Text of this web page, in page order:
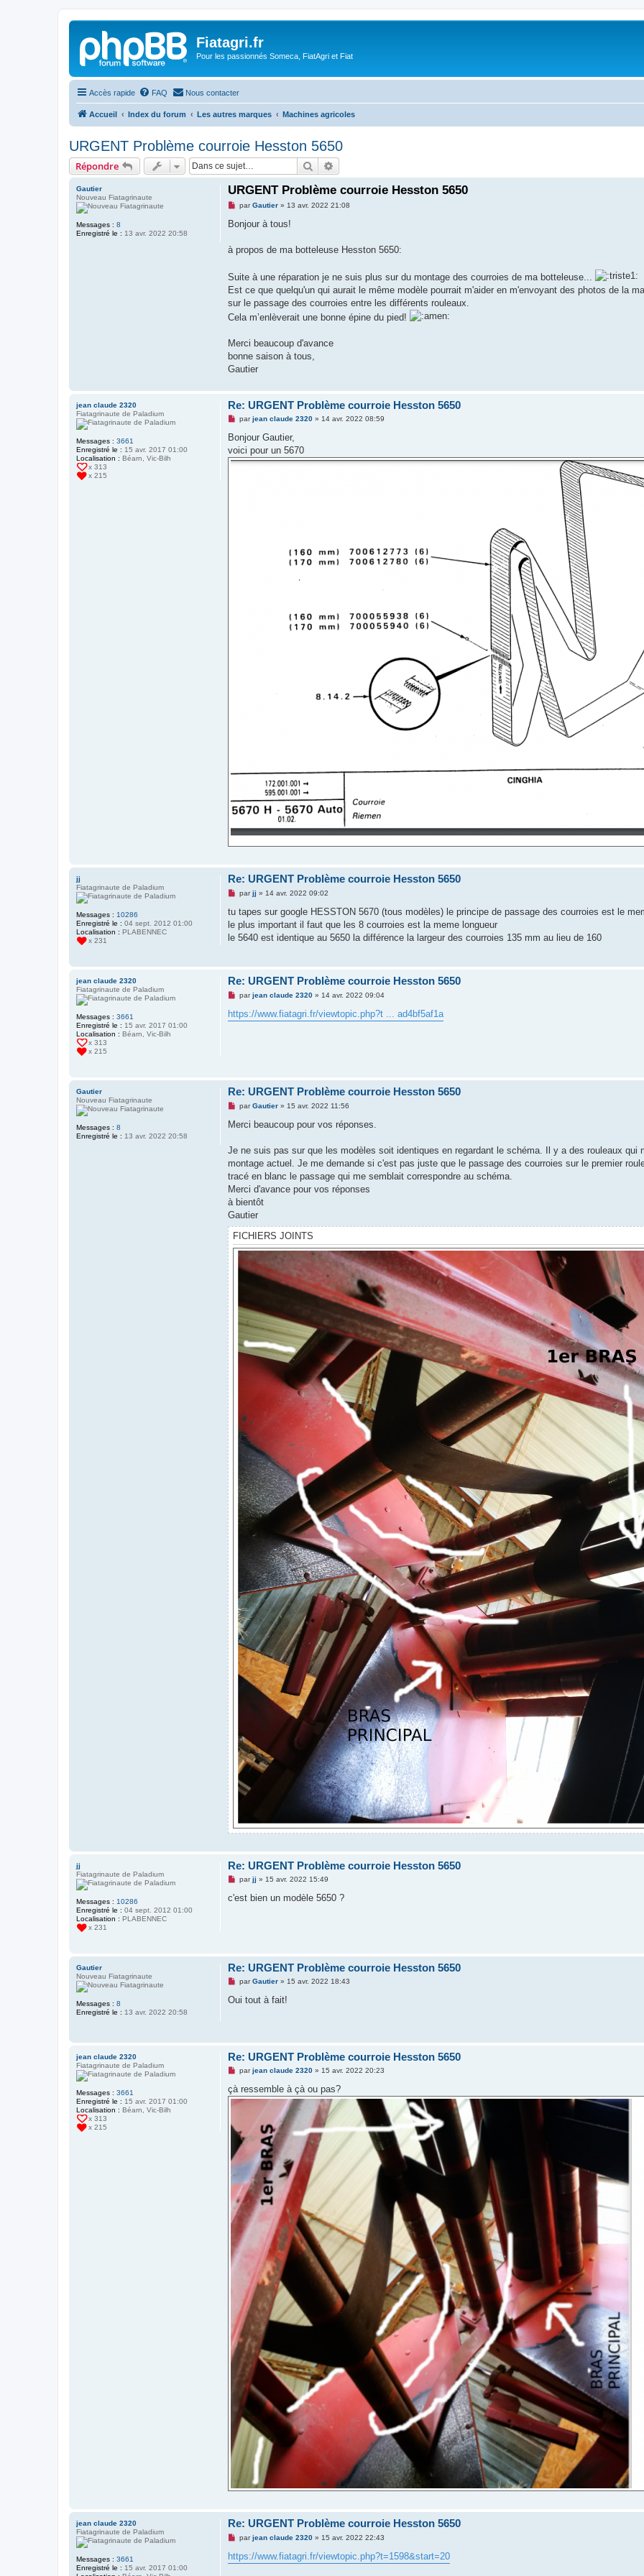
Fiatagri.fr
Pour les passionnés Someca, FiatAgri et Fiat
Accès rapide FAQ Nous contacter
Accueil Index du forum Les autres marques Machines agricoles
URGENT Problème courroie Hesston 5650
Répondre Rechercher
Gautier
Nouveau Fiatagrinaute
Messages : 8
Enregistré le : 13 avr. 2022 20:58
URGENT Problème courroie Hesston 5650
M
s
g
e
o
n
l
parGautier» 13 avr. 2022 21:08
Bonjour à tous!
à propos de ma botteleuse Hesston 5650:
Suite à une réparation je ne suis plus sur du montage des courroies de ma botteleuse...
Est ce que quelqu'un qui aurait le même modèle pourrait m'aider en m'envoyant des photos de la
sur le passage des courroies entre les différents rouleaux.
Cela m’enlèverait une bonne épine du pied!
Merci beaucoup d'avance
bonne saison à tous,
Gautier
jean claude 2320
Fiatagrinaute de Paladium
Messages : 3661
Enregistré le : 15 avr. 2017 01:00
Localisation : Béarn, Vic-Bilh
x 313
x 215
Re: URGENT Problème courroie Hesston 5650
M
s
a
g
parjean claude 2320» 14 avr. 2022 08:59
Bonjour Gautier,
voici pour un 5670
jj
Fiatagrinaute de Paladium
Messages : 10286
Enregistré le : 04 sept. 2012 01:00
Localisation : PLABENNEC
x 231
Re: URGENT Problème courroie Hesston 5650
M
s
a
g
l
u
parjj » 14 avr. 2022 09:02
tu tapes sur google HESSTON 5670 (tous modèles) le principe de passage des courroies est le
le plus important il faut que les 8 courroies est la meme longueur
le 5640 est identique au 5650 la différence la largeur des courroies 135 mm au lieu de 160
jean claude 2320
Fiatagrinaute de Paladium
Messages : 3661
Enregistré le : 15 avr. 2017 01:00
Localisation : Béarn, Vic-Bilh
x 313
x 215
Re: URGENT Problème courroie Hesston 5650
M
s
s
l
u
parjean claude 2320» 14 avr. 2022 09:04
https://www.fiatagri.fr/viewtopic.php?t ... ad4bf5af1a
Gautier
Nouveau Fiatagrinaute
Messages : 8
Enregistré le : 13 avr. 2022 20:58
Re: URGENT Problème courroie Hesston 5650
M
s
g
n
o
l
u
parGautier» 15 avr. 2022 11:56
Merci beaucoup pour vos réponses.
Je ne suis pas sur que les modèles soit identiques en regardant le schéma. Il y a des rouleaux
montage actuel. Je me demande si c'est pas juste que le passage des courroies sur le premier
tracé en blanc le passage qui me semblait correspondre au schéma.
Merci d'avance pour vos réponses
à bientôt
Gautier
FICHIERS JOINTS
jj
Fiatagrinaute de Paladium
Messages : 10286
Enregistré le : 04 sept. 2012 01:00
Localisation : PLABENNEC
x 231
Re: URGENT Problème courroie Hesston 5650
M
s
n
l
u
parjj » 15 avr. 2022 15:49
c'est bien un modèle 5650 ?
Gautier
Nouveau Fiatagrinaute
Messages : 8
Enregistré le : 13 avr. 2022 20:58
Re: URGENT Problème courroie Hesston 5650
M
s
n
u
parGautier» 15 avr. 2022 18:43
Oui tout à fait!
jean claude 2320
Fiatagrinaute de Paladium
Messages : 3661
Enregistré le : 15 avr. 2017 01:00
Localisation : Béarn, Vic-Bilh
x 313
x 215
Re: URGENT Problème courroie Hesston 5650
M
s
s
a
n
o
n
l
u
parjean claude 2320» 15 avr. 2022 20:23
çà ressemble à çà ou pas?
jean claude 2320
Fiatagrinaute de Paladium
Messages : 3661
Enregistré le : 15 avr. 2017 01:00
Re: URGENT Problème courroie Hesston 5650
M
s
s
parjean claude 2320» 15 avr. 2022 22:43
https://www.fiatagri.fr/viewtopic.php?t=1598&start=20